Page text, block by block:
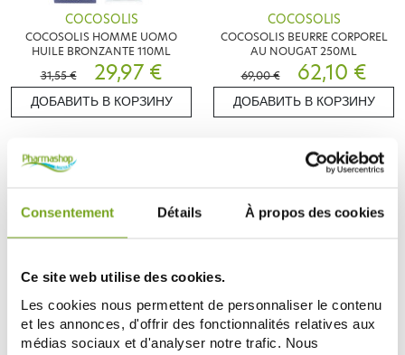
Consentement Détails À propos des cookies
Ce site web utilise des cookies.
Les cookies nous permettent de personnaliser le contenu
et les annonces, d'offrir des fonctionnalités relatives aux
médias sociaux et d'analyser notre trafic. Nous
COCOSOLIS
COCOSOLIS HOMME UOMO
HUILE BRONZANTE 110ML
31,55 €
29,97 €
ДОБАВИТЬ В КОРЗИНУ
COCOSOLIS
COCOSOLIS BEURRE CORPOREL
AU NOUGAT 250ML
69,00 €
62,10 €
ДОБАВИТЬ В КОРЗИНУ
COCOSOLIS COCOSOLIS